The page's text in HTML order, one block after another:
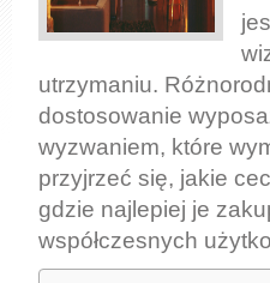
utrzymaniu.
dostosowanie
wyzwaniem, które
przyjrzeć się, jakie
gdzie najlepiej je
współczesnych